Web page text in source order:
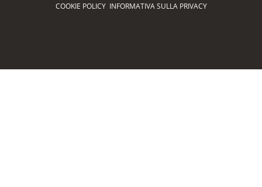
COOKIE POLICY INFORMATIVA SULLA PRIVACY